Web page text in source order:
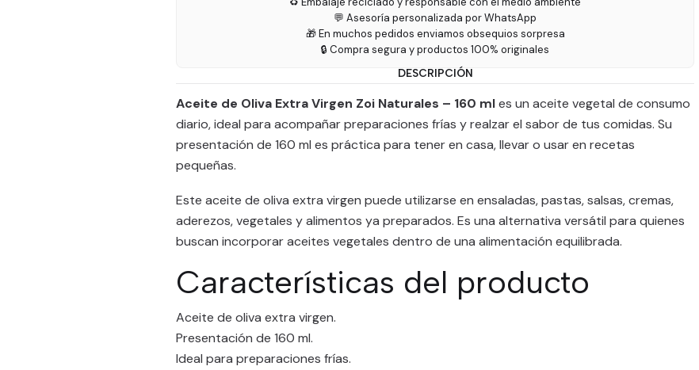
💬 Asesoría personalizada por WhatsApp
🎁 En muchos pedidos enviamos obsequios sorpresa
🔒 Compra segura y productos 100% originales
DESCRIPCIÓN
Aceite de Oliva Extra Virgen Zoi Naturales – 160 mles un aceite vegetal de consumo
diario, ideal para acompañar preparaciones frías y realzar el sabor de tus comidas. Su
presentación de 160 ml es práctica para tener en casa, llevar o usar en recetas
pequeñas.
Este aceite de oliva extra virgen puede utilizarse en ensaladas, pastas, salsas, cremas,
aderezos, vegetales y alimentos ya preparados. Es una alternativa versátil para quienes
buscan incorporar aceites vegetales dentro de una alimentación equilibrada.
Características del producto
Aceite de oliva extra virgen.
Presentación de 160 ml.
Ideal para preparaciones frías.